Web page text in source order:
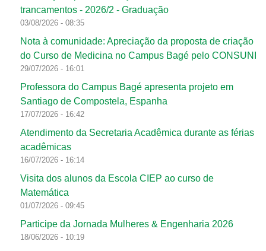
trancamentos - 2026/2 - Graduação
03/08/2026 - 08:35
Nota à comunidade: Apreciação da proposta de criação
do Curso de Medicina no Campus Bagé pelo CONSUNI
29/07/2026 - 16:01
Professora do Campus Bagé apresenta projeto em
Santiago de Compostela, Espanha
17/07/2026 - 16:42
Atendimento da Secretaria Acadêmica durante as férias
acadêmicas
16/07/2026 - 16:14
Visita dos alunos da Escola CIEP ao curso de
Matemática
01/07/2026 - 09:45
Participe da Jornada Mulheres & Engenharia 2026
18/06/2026 - 10:19